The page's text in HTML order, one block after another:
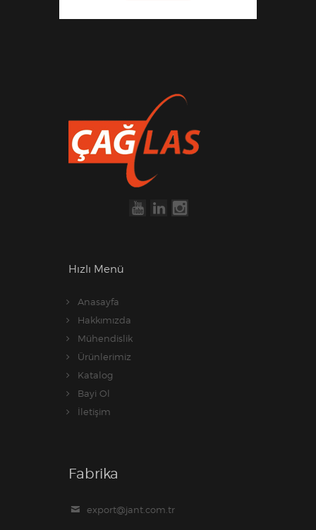
Hızlı Menü
Anasayfa
Hakkımızda
Mühendislik
Ürünlerimiz
Katalog
Bayi Ol
İletişim
Fabrika
export@jant.com.tr